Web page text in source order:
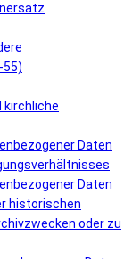
kirchliche
Daten
Daten
historischen
oder zu